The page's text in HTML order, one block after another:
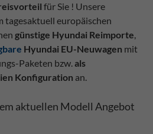
für Sie ! Unsere
tagesaktuell europäischen
günstige Hyundai Reimporte,
Hyundai EU-Neuwagen mit
Paketen bzw.als
Konfiguration an.
aktuellen Modell Angebot